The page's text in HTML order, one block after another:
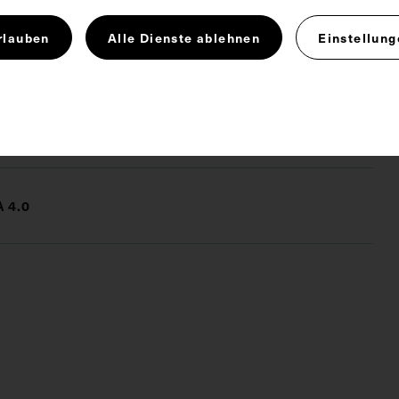
von Max Schneider, Photografik, Wien,
4.0
Alle Dienste ablehnen